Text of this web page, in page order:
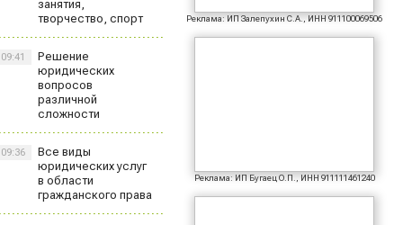
занятия,
творчество, спорт
Решение
юридических
вопросов
различной
сложности
09:41
Все виды
юридических услуг
в области
гражданского права
09:36
Реклама: ИП Залепухин С.А., ИНН 911100069506
Реклама: ИП Бугаец О.П., ИНН 911111461240